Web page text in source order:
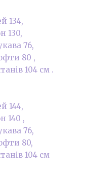
134,
130,
76,
80 ,
104 см .
144,
140 ,
76,
80,
104 см